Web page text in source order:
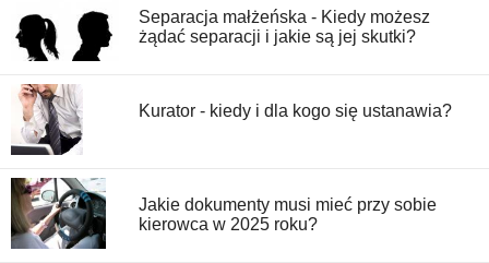
Separacja małżeńska - Kiedy możesz
żądać separacji i jakie są jej skutki?
Kurator - kiedy i dla kogo się ustanawia?
Jakie dokumenty musi mieć przy sobie
kierowca w 2025 roku?